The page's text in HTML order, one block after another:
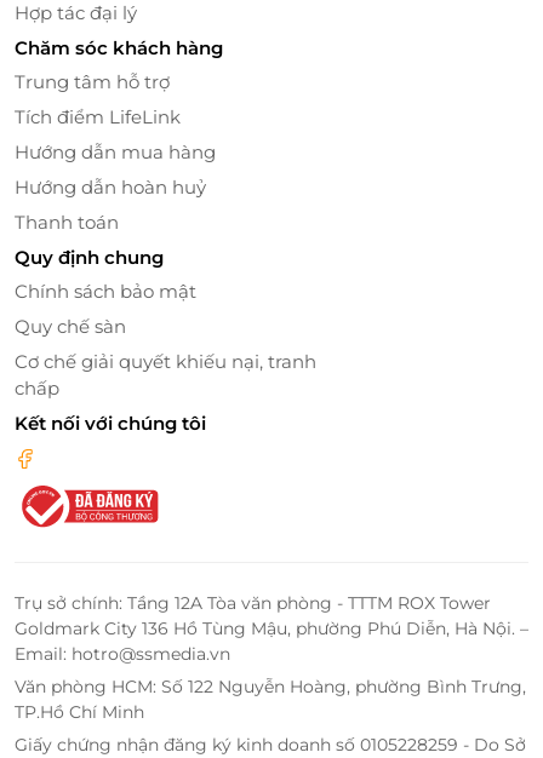
Đẳng cấp trong từng chi tiết
thích hợp cho cả khách đi công tác lẫn du lịch. Đặc
biệt, hệ thốngphòng thông nhau
hoàn hảo cho nhóm khách lớn hoặc gia đình muốn
tận hưởng sự tiện nghi trong không gian kết nối
nhưng vẫn đảm bảo riêng tư.
Hợp tác đại lý
Chăm sóc khách hàng
Trung tâm hỗ trợ
Tích điểm LifeLink
Hướng dẫn mua hàng
Hướng dẫn hoàn huỷ
Thanh toán
Quy định chung
Chính sách bảo mật
Quy chế sàn
Cơ chế giải quyết khiếu nại, tranh
chấp
Kết nối với chúng tôi
Trụ sở chính: Tầng 12A Tòa văn phòng - TTTM ROX Tower
Goldmark City 136 Hồ Tùng Mậu, phường Phú Diễn, Hà Nội. –
Email: hotro@ssmedia.vn
Văn phòng HCM: Số 122 Nguyễn Hoàng, phường Bình Trưng,
TP.Hồ Chí Minh
Giấy chứng nhận đăng ký kinh doanh số 0105228259 - Do Sở